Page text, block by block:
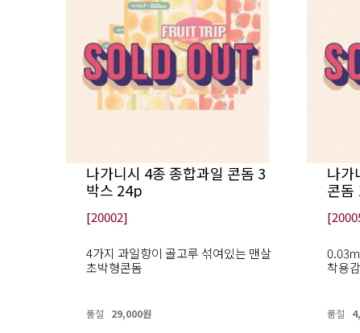
나가니시 4종 종합과일 콘돔 3
박스 24p
[20002]
4가지 과일향이 골고루 섞여있는 맨살
초박형콘돔
품절 29,000원
나가
콘돔
착용
품절